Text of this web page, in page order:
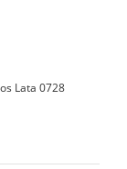
Lata 0728